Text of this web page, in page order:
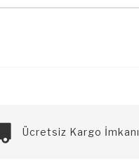
Ücretsiz Kargo İmkanı